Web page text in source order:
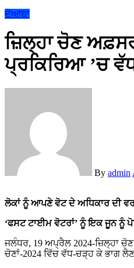
ਦੋਆਬਾ
ਜ਼ਿਲ੍ਹਾ ਚੋਣ
ਪ੍ਰਕਿਰਿਆ ’ਚ
By admin
ਲੋਕਾਂ ਨੂੰ ਆਪਣੇ ਵੋਟ ਦੇ ਅਧਿਕਾਰ ਦੀ
‘ਫਸਟ ਟਾਈਮ ਵੋਟਰਾਂ’ ਨੂੰ ਇਕ ਜੂਨ ਨੂੰ
ਜਲੰਧਰ, 19 ਅਪ੍ਰੈਲ 2024-ਜ਼ਿਲ੍ਹਾ
ਚੋਣਾਂ-2024 ਵਿੱਚ ਵੱਧ-ਚੜ੍ਹ ਕੇ ਭਾਗ ਲੈਣ